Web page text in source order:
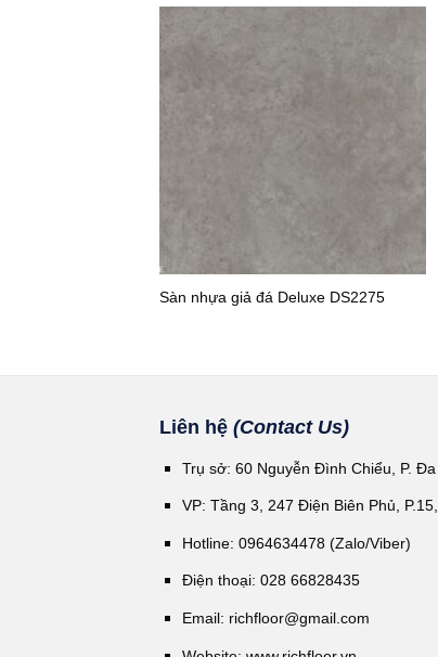
Sàn nhựa giả đá Deluxe DS2275
Liên hệ (Contact Us)
Trụ sở: 60 Nguyễn Đình Chiểu, P.
VP: Tầng 3, 247 Điện Biên Phủ,
Hotline: 0964634478 (Zalo/Viber)
Điện thoại: 028 66828435
Email: richfloor@gmail.com